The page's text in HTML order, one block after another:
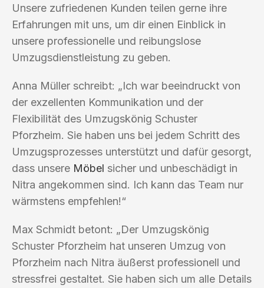
Unsere zufriedenen Kunden teilen gerne ihre
Erfahrungen mit uns, um dir einen Einblick in
unsere professionelle und reibungslose
Umzugsdienstleistung zu geben.
Anna Müller schreibt: „Ich war beeindruckt von
der exzellenten Kommunikation und der
Flexibilität des Umzugskönig Schuster
Pforzheim. Sie haben uns bei jedem Schritt des
Umzugsprozesses unterstützt und dafür gesorgt,
dass unsere Möbel sicher und unbeschädigt in
Nitra angekommen sind. Ich kann das Team nur
wärmstens empfehlen!“
Max Schmidt betont: „Der Umzugskönig
Schuster Pforzheim hat unseren Umzug von
Pforzheim nach Nitra äußerst professionell und
stressfrei gestaltet. Sie haben sich um alle Details